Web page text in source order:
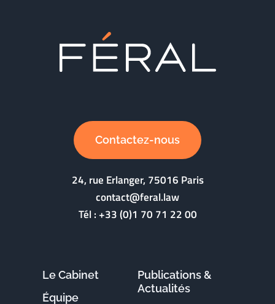
Contactez-nous
24, rue Erlanger, 75016 Paris
contact@feral.law
Tél :+33 (0)1 70 71 22 00
Le Cabinet
Équipe
Publications &
Actualités